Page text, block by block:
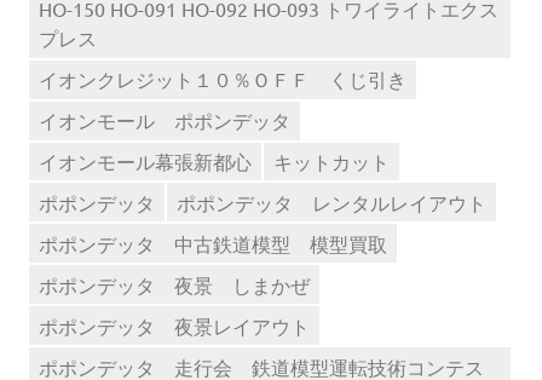
HO-150 HO-091 HO-092 HO-093 トワイライトエクス
プレス
イオンクレジット１０％ＯＦＦ くじ引き
イオンモール ポポンデッタ
イオンモール幕張新都心
キットカット
ポポンデッタ
ポポンデッタ レンタルレイアウト
ポポンデッタ 中古鉄道模型 模型買取
ポポンデッタ 夜景 しまかぜ
ポポンデッタ 夜景レイアウト
ポポンデッタ 走行会 鉄道模型運転技術コンテス